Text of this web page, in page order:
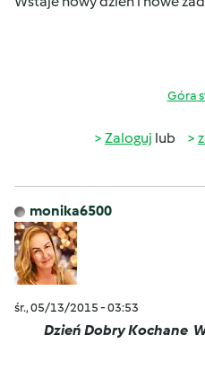
Góra
Zaloguj lub
monika6500
śr., 05/13/2015 - 03:53
Dzień Dobry Kochane